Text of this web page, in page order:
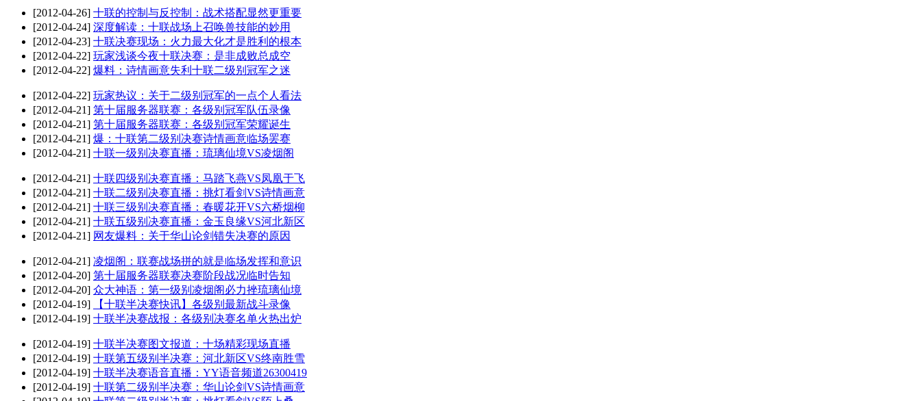
[2012-04-26] 十联的控制与反控制：战术搭配显然更重要
[2012-04-24] 深度解读：十联战场上召唤兽技能的妙用
[2012-04-23] 十联决赛现场：火力最大化才是胜利的根本
[2012-04-22] 玩家浅谈今夜十联决赛：是非成败总成空
[2012-04-22] 爆料：诗情画意失利十联二级别冠军之迷
[2012-04-22] 玩家热议：关于二级别冠军的一点个人看法
[2012-04-21] 第十届服务器联赛：各级别冠军队伍录像
[2012-04-21] 第十届服务器联赛：各级别冠军荣耀诞生
[2012-04-21] 爆：十联第二级别决赛诗情画意临场罢赛
[2012-04-21] 十联一级别决赛直播：琉璃仙境VS凌烟阁
[2012-04-21] 十联四级别决赛直播：马踏飞燕VS凤凰于飞
[2012-04-21] 十联二级别决赛直播：挑灯看剑VS诗情画意
[2012-04-21] 十联三级别决赛直播：春暖花开VS六桥烟柳
[2012-04-21] 十联五级别决赛直播：金玉良缘VS河北新区
[2012-04-21] 网友爆料：关于华山论剑错失决赛的原因
[2012-04-21] 凌烟阁：联赛战场拼的就是临场发挥和意识
[2012-04-20] 第十届服务器联赛决赛阶段战况临时告知
[2012-04-20] 众大神语：第一级别凌烟阁必力挫琉璃仙境
[2012-04-19]
【十联半决赛快讯】各级别最新战斗录像
[2012-04-19] 十联半决赛战报：各级别决赛名单火热出炉
[2012-04-19] 十联半决赛图文报道：十场精彩现场直播
[2012-04-19] 十联第五级别半决赛：河北新区VS终南胜雪
[2012-04-19] 十联半决赛语音直播：YY语音频道26300419
[2012-04-19] 十联第二级别半决赛：华山论剑VS诗情画意